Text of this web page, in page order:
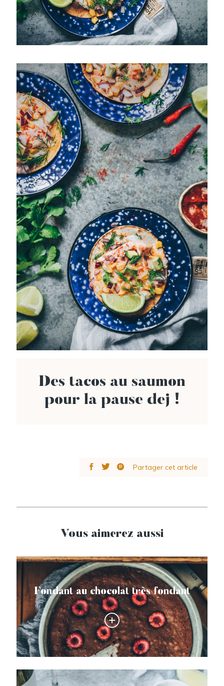
Des tacos au saumon
pour la pause dej !
Partager cet article
Vous aimerez aussi
Fondant au chocolat très fondant